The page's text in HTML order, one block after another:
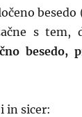
besedo
s tem,
besedo,
in sicer: